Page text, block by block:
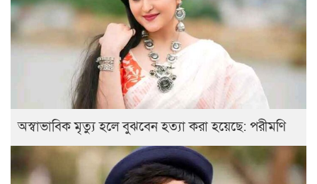
অস্বাভাবিক মৃত্যু হলে বুঝবেন হত্যা করা হয়েছে: পরীমণি